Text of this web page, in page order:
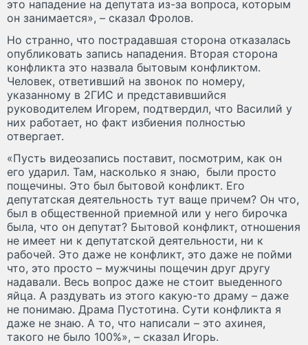
это нападение на депутата из-за вопроса, которым
он занимается», – сказал Фролов.
Но странно, что пострадавшая сторона отказалась
опубликовать запись нападения. Вторая сторона
конфликта это назвала бытовым конфликтом.
Человек, ответивший на звонок по номеру,
указанному в 2ГИС и представившийся
руководителем Игорем, подтвердил, что Василий у
них работает, но факт избиения полностью
отвергает.
«Пусть видеозапись поставит, посмотрим, как он
его ударил. Там, насколько я знаю, были просто
пощечины. Это был бытовой конфликт. Его
депутатская деятельность тут ваще причем? Он что,
был в общественной приемной или у него бирочка
была, что он депутат? Бытовой конфликт, отношения
не имеет ни к депутатской деятельности, ни к
рабочей. Это даже не конфликт, это даже не пойми
что, это просто – мужчины пощечин друг другу
надавали. Весь вопрос даже не стоит выеденного
яйца. А раздувать из этого какую-то драму – даже
не понимаю. Драма Пустотина. Сути конфликта я
даже не знаю. А то, что написали – это ахинея,
такого не было 100%», – сказал Игорь.